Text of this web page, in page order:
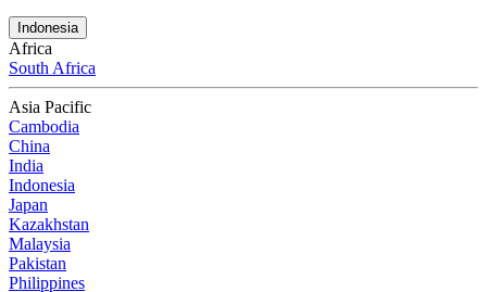
Indonesia
Africa
South Africa
Asia Pacific
Cambodia
China
India
Indonesia
Japan
Kazakhstan
Malaysia
Pakistan
Philippines